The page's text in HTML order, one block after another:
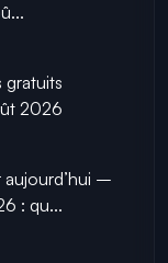
gratuits
2026
–
: qu...